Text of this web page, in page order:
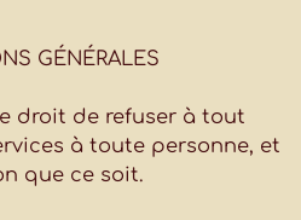
GÉNÉRALES
droit de refuser à tout
à toute personne, et
que ce soit.